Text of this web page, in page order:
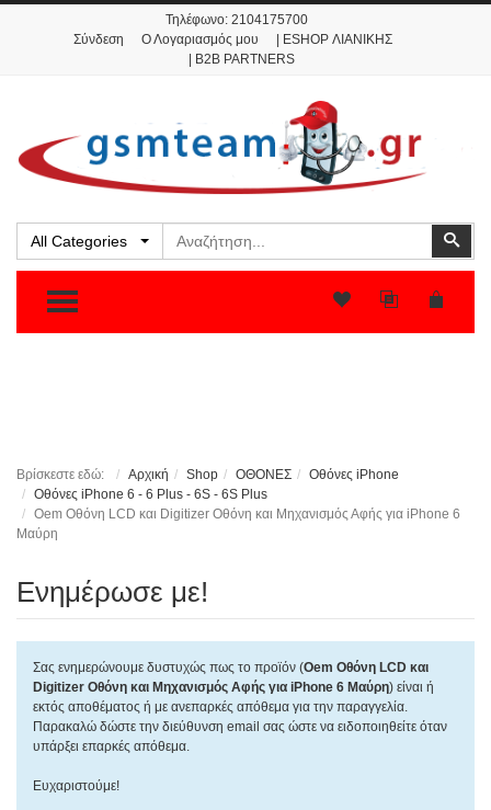
Τηλέφωνο: 2104175700
Σύνδεση
Ο Λογαριασμός μου
| ESHOP ΛΙΑΝΙΚΗΣ
| B2B PARTNERS
All Categories
TOGGLE MENU
Βρίσκεστε εδώ: Αρχική Shop ΟΘΟΝΕΣ
Οθόνες iPhone
Οθόνες iPhone 6 - 6 Plus - 6S - 6S Plus
Oem Οθόνη LCD και Digitizer Οθόνη και Μηχανισμός Αφής για iPhone 6
Μαύρη
Ενημέρωσε με!
Σας ενημερώνουμε δυστυχώς πως το προϊόν (Oem Οθόνη LCD και
Digitizer Οθόνη και Μηχανισμός Αφής για iPhone 6 Μαύρη) είναι ή
εκτός αποθέματος ή με ανεπαρκές απόθεμα για την παραγγελία.
Παρακαλώ δώστε την διεύθυνση email σας ώστε να ειδοποιηθείτε όταν
υπάρξει επαρκές απόθεμα.
Ευχαριστούμε!